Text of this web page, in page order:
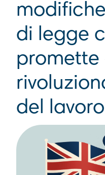
di legge
promette
del